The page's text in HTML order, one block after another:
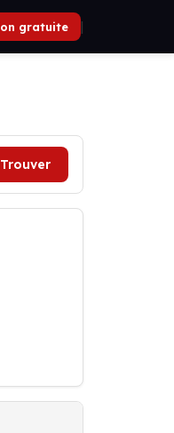
gratuite |
Trouver